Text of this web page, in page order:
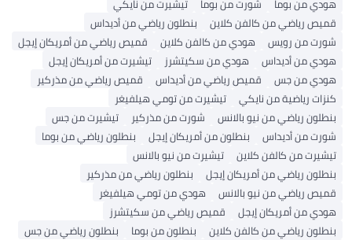
هودي من بوما
شورت من بوما
تيشيرت من نايكي
قميص رياضي من كالفن كلاين
بنطلون رياضي من أديداس
شورت من رويس
هودي من كالفن كلاين
قميص رياضي من أمريكان إيجل
هودي من أديداس
هودي من سكيتشرز
تيشيرت من أمريكان إيجل
هودي من جس
قميص رياضي من أديداس
قميص رياضي من مذركير
كنزات رياضية من نايكي
تيشيرت من تومي هيلفيغر
بنطلون رياضي من نيو بالانس
شورت من مذركير
تيشيرت من جس
شورت من أديداس
بنطلون من أمريكان إيجل
بنطلون رياضي من بوما
تيشيرت من كالفن كلاين
تيشيرت من نيو بالانس
بنطلون رياضي من أمريكان إيجل
بنطلون رياضي من مذركير
قميص رياضي من نيو بالانس
هودي من تومي هيلفيغر
هودي من أمريكان إيجل
قميص رياضي من سكيتشرز
بنطلون رياضي من كالفن كلاين
بنطلون من بوما
بنطلون رياضي من جس